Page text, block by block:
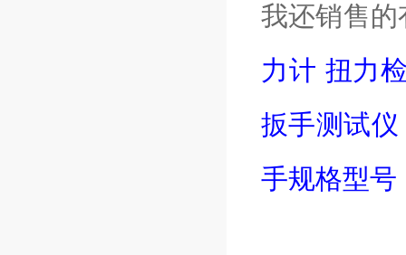
我还销售的
力计 扭力
扳手测试仪
手规格型号